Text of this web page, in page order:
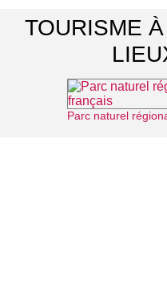
TOURISME
Parc naturel